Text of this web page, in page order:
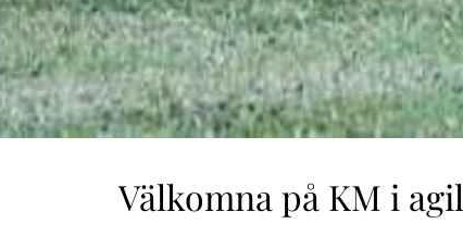
Välkomna på KM i